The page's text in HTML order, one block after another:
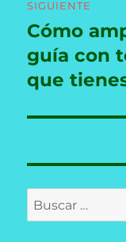
SIGUIENTE
Entrada
siguiente:
Cómo
guía con
que
Buscar
por: